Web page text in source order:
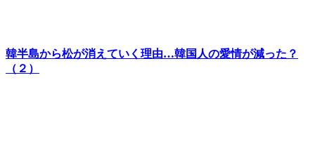
韓半島から松が消えていく理由…韓国人の愛情が減った？
（２）